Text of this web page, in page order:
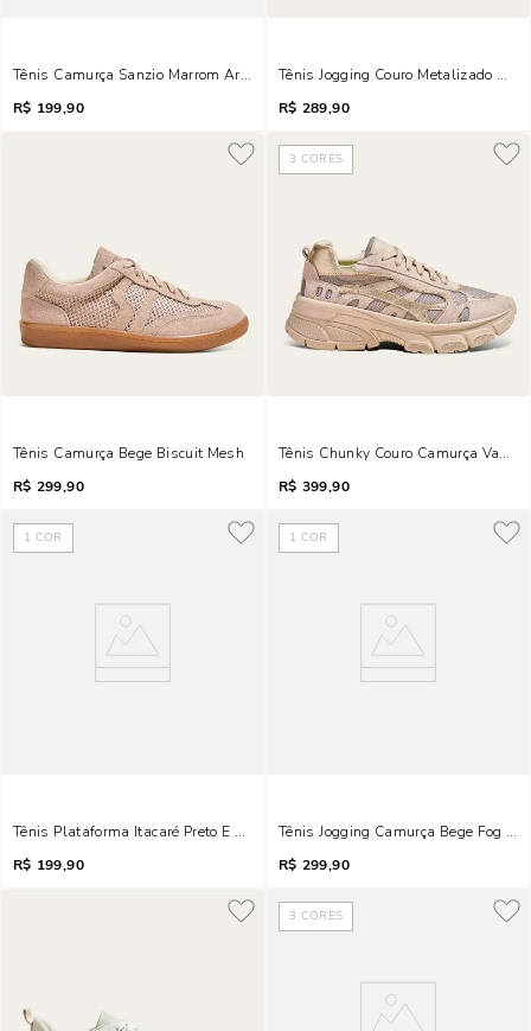
Tênis Camurça Sanzio Marrom Argila
R$ 199,90
Tênis Jogging Couro Metalizado
R$ 289,90
Tênis Camurça Bege Biscuit Mesh
R$ 299,90
3 CORES
Tênis Chunky Couro Camurça
R$ 399,90
1 COR
Tênis Plataforma Itacaré Preto E Branco
R$ 199,90
1 COR
Tênis Jogging Camurça Bege Fog
R$ 299,90
3 CORES